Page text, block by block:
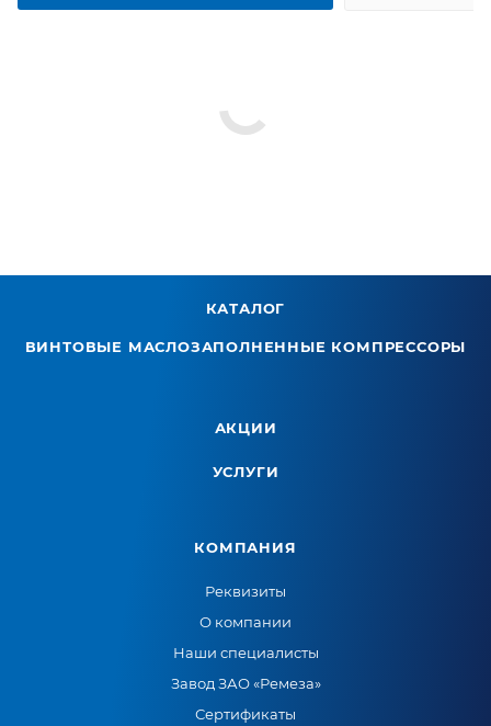
КАТАЛОГ
ВИНТОВЫЕ МАСЛОЗАПОЛНЕННЫЕ КОМПРЕССОРЫ
АКЦИИ
УСЛУГИ
КОМПАНИЯ
Реквизиты
О компании
Наши специалисты
Завод ЗАО «Ремеза»
Сертификаты